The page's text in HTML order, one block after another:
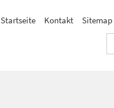
Startseite Kontakt Sitemap